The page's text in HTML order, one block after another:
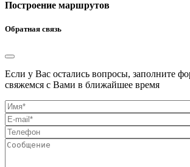
Построение маршрутов
Обратная связь
Если у Вас остались вопросы, заполните
свяжемся с Вами в ближайшее время